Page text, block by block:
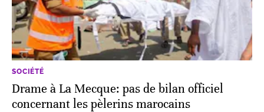
SOCIÉTÉ
Drame à La Mecque: pas de bilan officiel
concernant les pèlerins marocains